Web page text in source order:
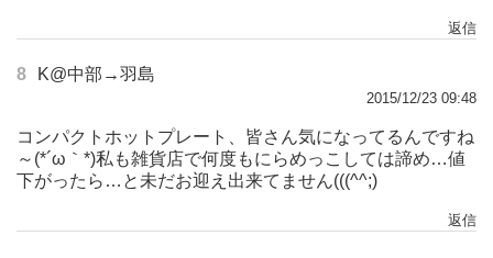
返信
8 K@中部→羽島
2015/12/23 09:48
コンパクトホットプレート、皆さん気になってるんですね
～(*´ω｀*)私も雑貨店で何度もにらめっこしては諦め…値
下がったら…と未だお迎え出来てません(((^^;)
返信